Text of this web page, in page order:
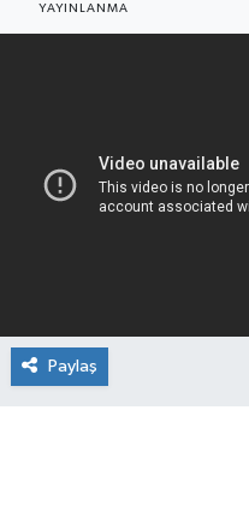
YAYINLANMA
Paylaş
Magazin
Haber Arşivi